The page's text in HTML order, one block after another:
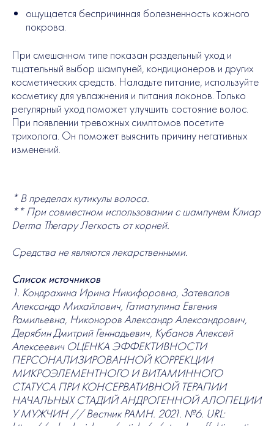
ощущается беспричинная болезненность кожного
покрова.
При смешанном типе показан раздельный уход и
тщательный выбор шампуней, кондиционеров и других
косметических средств. Наладьте питание, используйте
косметику для увлажнения и питания локонов. Только
регулярный уход поможет улучшить состояние волос.
При появлении тревожных симптомов посетите
трихолога. Он поможет выяснить причину негативных
изменений.
* В пределах кутикулы волоса.
** При совместном использовании с шампунем Клиар
Derma Therapy Легкость от корней.
Средства не являются лекарственными.
Список источников
1. Кондрахина Ирина Никифоровна, Затевалов
Александр Михайлович, Гатиатулина Евгения
Рамильевна, Никоноров Александр Александрович,
Дерябин Дмитрий Геннадьевич, Кубанов Алексей
Алексеевич ОЦЕНКА ЭФФЕКТИВНОСТИ
ПЕРСОНАЛИЗИРОВАННОЙ КОРРЕКЦИИ
МИКРОЭЛЕМЕНТНОГО И ВИТАМИННОГО
СТАТУСА ПРИ КОНСЕРВАТИВНОЙ ТЕРАПИИ
НАЧАЛЬНЫХ СТАДИЙ АНДРОГЕННОЙ АЛОПЕЦИИ
У МУЖЧИН // Вестник РАМН. 2021. №6. URL: